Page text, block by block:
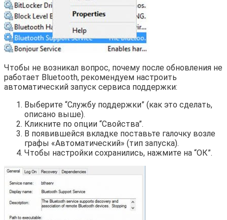
Чтобы не возникал вопрос, почему после обновления не
работает Bluetooth, рекомендуем настроить
автоматический запуск сервиса поддержки:
Выберите “Службу поддержки” (как это сделать,
описано выше).
Кликните по опции “Свойства”.
В появившейся вкладке поставьте галочку возле
графы «Автоматический» (тип запуска).
Чтобы настройки сохранились, нажмите на “ОК”.